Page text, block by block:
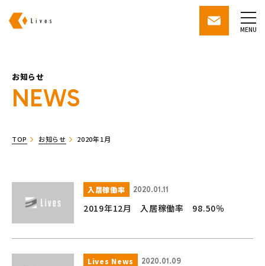
contactMENU
お知らせ
NEWS
TOP お知らせ 2020年1月
入居稼働率 2020.01.11
2019年12月 入居稼働率 98.50％
Lives News 2020.01.09